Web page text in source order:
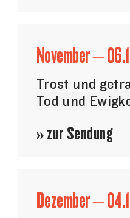
November –
Trost und
Tod und
» zur Sendung
Dezember –